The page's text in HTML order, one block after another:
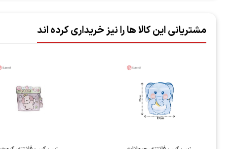
مشتریانی این کالا ها را نیز خریداری کرده اند